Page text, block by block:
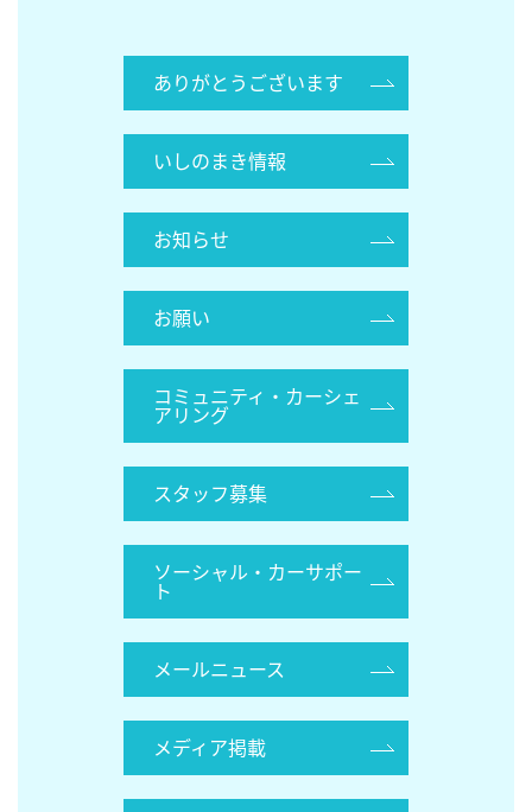
ありがとうございます
いしのまき情報
お知らせ
お願い
コミュニティ・カーシェ
アリング
スタッフ募集
ソーシャル・カーサポー
ト
メールニュース
メディア掲載